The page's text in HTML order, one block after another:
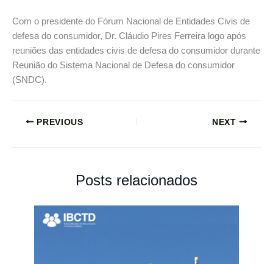
Com o presidente do Fórum Nacional de Entidades Civis de
defesa do consumidor, Dr. Cláudio Pires Ferreira logo após
reuniões das entidades civis de defesa do consumidor durante
Reunião do Sistema Nacional de Defesa do consumidor
(SNDC).
PREVIOUS NEXT
Posts relacionados